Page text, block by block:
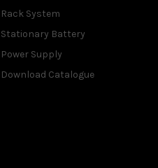
Rack System
Stationary Battery
Power Supply
Download Catalogue